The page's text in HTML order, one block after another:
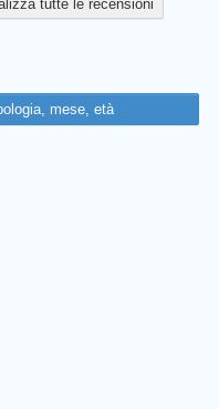
tutte le recensioni
mese, età